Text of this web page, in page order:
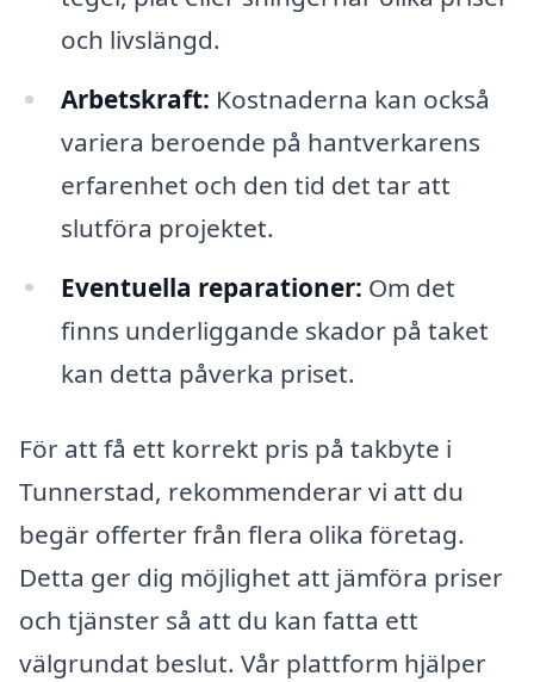
och livslängd.
Arbetskraft: Kostnaderna kan också
variera beroende på hantverkarens
erfarenhet och den tid det tar att
slutföra projektet.
Eventuella reparationer: Om det
finns underliggande skador på taket
kan detta påverka priset.
För att få ett korrekt pris på takbyte i
Tunnerstad, rekommenderar vi att du
begär offerter från flera olika företag.
Detta ger dig möjlighet att jämföra priser
och tjänster så att du kan fatta ett
välgrundat beslut. Vår plattform hjälper